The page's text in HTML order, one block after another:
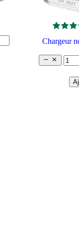
Chargeur
 